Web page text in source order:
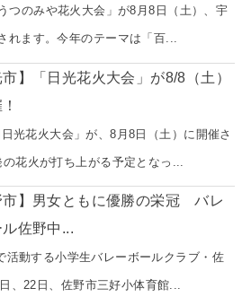
うつのみや花火大会」が8月8日（土）、宇
れます。今年のテーマは「百...
市】「日光花火大会」が8/8（土）
日光花火大会」が、8月8日（土）に開催さ
花火が打ち上がる予定となっ...
市】男女ともに優勝の栄冠 バレ
佐野中...
活動する小学生バレーボールクラブ・佐
、22日、佐野市三好小体育館...